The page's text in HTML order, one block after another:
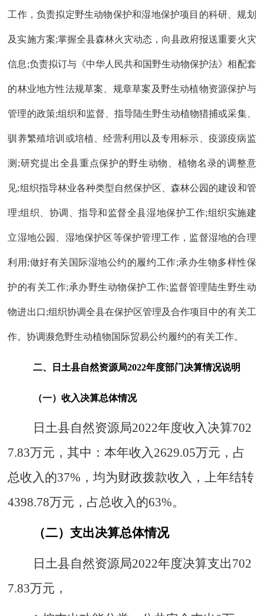
工作，负责拟定野生动物保护和湿地保护项目的科研、规划
及实施方案;掌握全县森林火灾动态，向县政府报送重要火灾
信息;负责拟订与《中华人民共和国野生动物保护法》相配套
的林业地方性法规草案、规章草案及野生动植物资源保护与
管理的政策;组织和监督、指导陆生野生动植物猎捕或采集、
驯养繁殖培训或培植、经营利用以及专用标示、疫源疫病监
测;研究提出全县重点保护的野生动物、植物名录的调整意
见;组织指导林业各种类型自然保护区、森林公园的建设和管
理;组织、协调、指导和监督全县湿地保护工作;组织实施建
立湿地公园、湿地保护区等保护管理工作，监督湿地的合理
利用;做好有关国际湿地公约的履约工作;承办生物多样性保
护的有关工作;承办野生动物保护工作;监督管理陆生野生动
物进出口;组织协调全县在保护区管理及合作项目中的有关工
作。协调濒危野生动植物国际贸易公约履约的有关工作。
二、日土县自然资源局2022年度部门决算情况说明
（一）收入决算总体情况
日土县自然资源局2022年度收入决算702
7.83万元 ，其中：本年收入2629.05万元， 占
总收入的37%，均为财政拨款收入，上年结转
4398.78万元 ， 占总收入的63%。
（二）支出决算总体情况
日土县自然资源局2022年度决算支出702
7.83万元 ，